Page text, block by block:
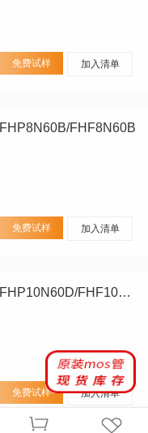
免费试样 加入清单
FHP8N60B/FHF8N60B
免费试样 加入清单
FHP10N60D/FHF10N60D
免费试样 加入清单